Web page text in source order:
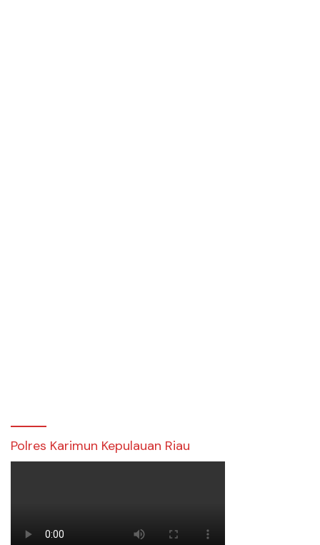
Polres Karimun Kepulauan Riau